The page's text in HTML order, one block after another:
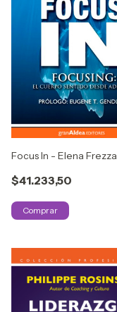
Focus In - Elena Frezza
$41.233,50